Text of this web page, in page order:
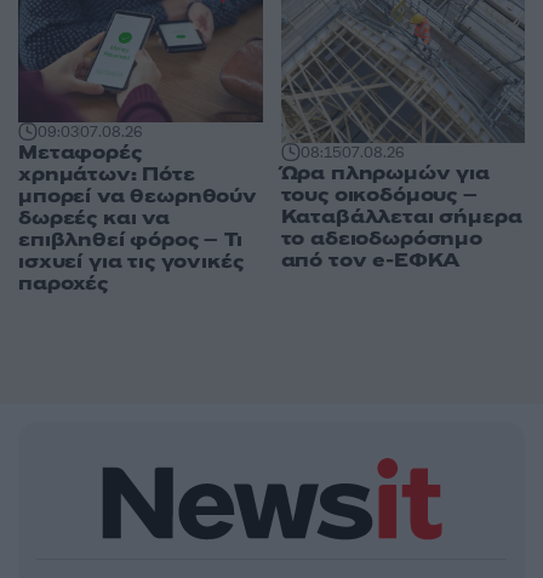
09:0307.08.26
Μεταφορές
χρημάτων: Πότε
μπορεί να θεωρηθούν
δωρεές και να
επιβληθεί φόρος – Τι
ισχυεί για τις γονικές
παροχές
08:1507.08.26
Ώρα πληρωμών για
τους οικοδόμους –
Καταβάλλεται σήμερα
το αδειοδωρόσημο
από τον e-ΕΦΚΑ